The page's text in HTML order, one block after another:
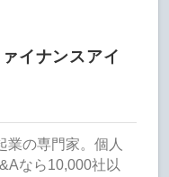
イナンスアイ
の専門家。個人
なら10,000社以